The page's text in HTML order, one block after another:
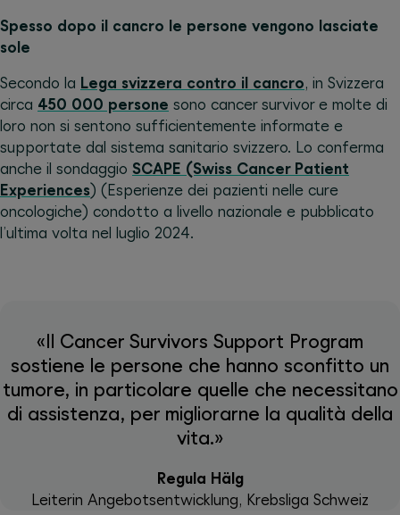
Spesso dopo il cancro le persone vengono lasciate
sole
Secondo la Lega svizzera contro il cancro, in Svizzera
circa 450 000 persone sono cancer survivor e molte di
loro non si sentono sufficientemente informate e
supportate dal sistema sanitario svizzero. Lo conferma
anche il sondaggio SCAPE (Swiss Cancer Patient
Experiences) (Esperienze dei pazienti nelle cure
oncologiche) condotto a livello nazionale e pubblicato
l’ultima volta nel luglio 2024.
«Il Cancer Survivors Support Program
sostiene le persone che hanno sconfitto un
tumore, in particolare quelle che necessitano
di assistenza, per migliorarne la qualità della
vita.»
Regula Hälg
Leiterin Angebotsentwicklung, Krebsliga Schweiz